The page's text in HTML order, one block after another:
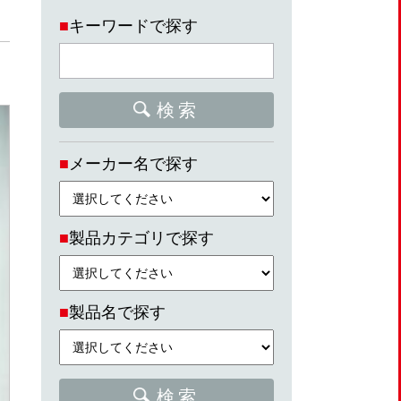
■キーワードで探す
検索
■メーカー名で探す
■製品カテゴリで探す
■製品名で探す
検索